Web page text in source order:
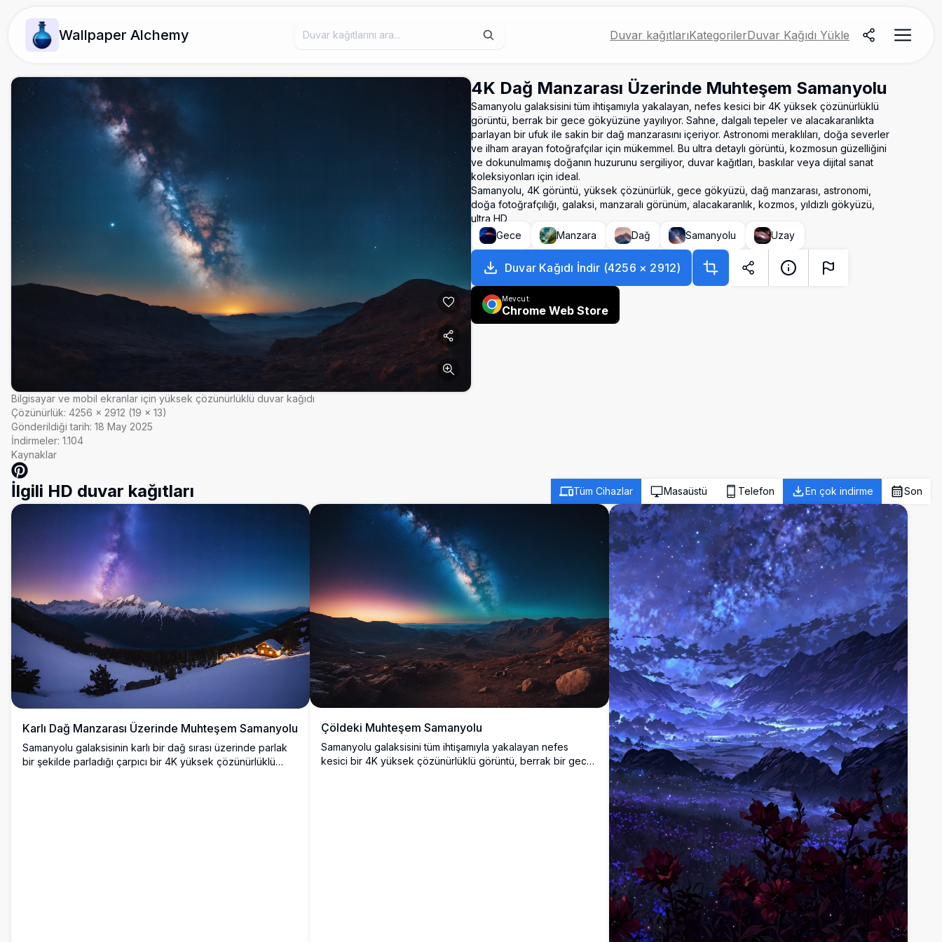
Wallpaper Alchemy Duvar kağıtlarıKategorilerDuvar Kağıdı Yükle
Bilgisayar ve mobil ekranlar için yüksek çözünürlüklü duvar kağıdı
Çözünürlük: 4256 × 2912 (19 × 13)
Gönderildiği tarih: 18 May 2025
İndirmeler: 1.104
Kaynaklar
4K Dağ Manzarası Üzerinde Muhteşem Samanyolu
Samanyolu galaksisini tüm ihtişamıyla yakalayan, nefes kesici bir 4K yüksek çözünürlüklü
görüntü, berrak bir gece gökyüzüne yayılıyor. Sahne, dalgalı tepeler ve alacakaranlıkta
parlayan bir ufuk ile sakin bir dağ manzarasını içeriyor. Astronomi meraklıları, doğa severler
ve ilham arayan fotoğrafçılar için mükemmel. Bu ultra detaylı görüntü, kozmosun güzelliğini
ve dokunulmamış doğanın huzurunu sergiliyor, duvar kağıtları, baskılar veya dijital sanat
koleksiyonları için ideal.
Samanyolu, 4K görüntü, yüksek çözünürlük, gece gökyüzü, dağ manzarası, astronomi,
doğa fotoğrafçılığı, galaksi, manzaralı görünüm, alacakaranlık, kozmos, yıldızlı gökyüzü,
ultra HD
Gece
Manzara Dağ Samanyolu Uzay
Duvar Kağıdı İndir (4256 × 2912)
Mevcut:
Chrome Web Store
İlgili HD duvar kağıtları Tüm Cihazlar Masaüstü Telefon En çok indirme Son
Karlı Dağ Manzarası Üzerinde Muhteşem Samanyolu
Samanyolu galaksisinin karlı bir dağ sırası üzerinde parlak
bir şekilde parladığı çarpıcı bir 4K yüksek çözünürlüklü
Çöldeki Muhteşem Samanyolu
Samanyolu galaksisini tüm ihtişamıyla yakalayan nefes
kesici bir 4K yüksek çözünürlüklü görüntü, berrak bir gece